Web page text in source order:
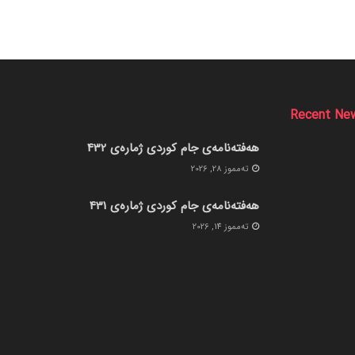
Recent
هەفتەنامەی جام کوردی ژمارەی 432
ته‌مموز 28, 2026
هەفتەنامەی جام کوردی ژمارەی 431
ته‌مموز 14, 2026